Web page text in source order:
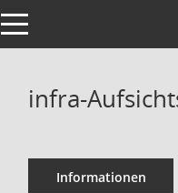
Toggle navigation
infra-
Informationen